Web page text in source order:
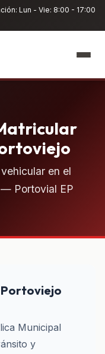
Lun - Vie: 8:00 - 17:00
en el
Portovial EP
Portoviejo
Municipal
y